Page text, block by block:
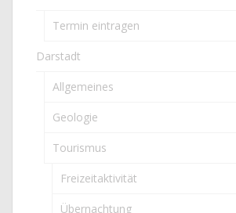
Termin eintragen
Darstadt
Allgemeines
Geologie
Tourismus
Freizeitaktivität
Übernachtung